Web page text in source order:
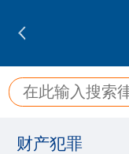
财产犯罪